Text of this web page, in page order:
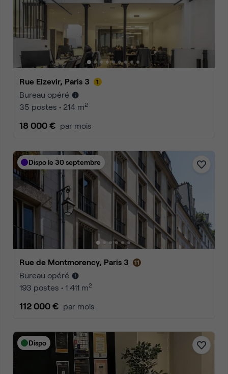
Rue Elzevir, Paris 3
Bureau opéré
35 postes • 214 m2
18 000 € par mois
Dispo le 30 septembre
Rue de Montmorency, Paris 3
Bureau opéré
193 postes • 1 411 m2
112 000 € par mois
Dispo